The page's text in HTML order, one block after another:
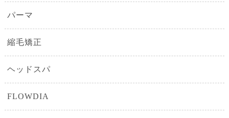
パーマ
縮毛矯正
ヘッドスパ
FLOWDIA